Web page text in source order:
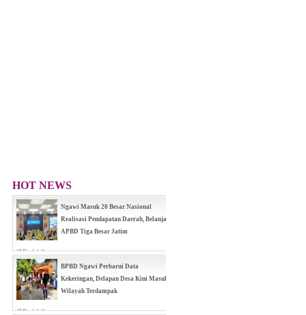
HOT NEWS
Ngawi Masuk 20 Besar Nasional
Realisasi Pendapatan Daerah, Belanja
APBD Tiga Besar Jatim
(0 Reply(s))
BPBD Ngawi Perbarui Data
Kekeringan, Delapan Desa Kini Masuk
Wilayah Terdampak
(0 Reply(s))